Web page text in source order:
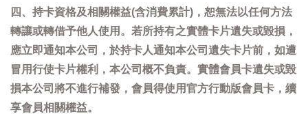
四、持卡資格及相關權益(含消費累計)，恕無法以任何方法
轉讓或轉借予他人使用。若所持有之實體卡片遺失或毀損，
應立即通知本公司，於持卡人通知本公司遺失卡片前，如遭
冒用行使卡片權利，本公司概不負責。實體會員卡遺失或毀
損本公司將不進行補發，會員得使用官方行動版會員卡，續
享會員相關權益。